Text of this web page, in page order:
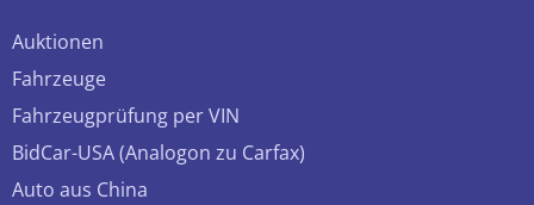
Auktionen
Fahrzeuge
Fahrzeugprüfung per VIN
BidCar-USA (Analogon zu Carfax)
Auto aus China